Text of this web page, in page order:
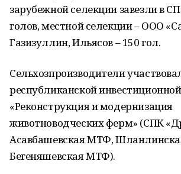
зарубежной селекции завезли в
голов, местной селекции – ООО
Газизуллин, Ильясов – 150 гол.
Сельхозпроизводители
республиканской
«Реконструкция и модернизация
животноводческих ферм» (СПК
Асавбашевская МТФ,
Бегеняшевская МТФ).